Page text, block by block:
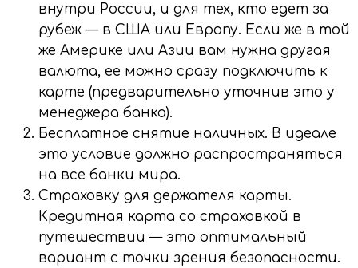
внутри России, и для тех, кто едет за
рубеж — в США или Европу. Если же в той
же Америке или Азии вам нужна другая
валюта, ее можно сразу подключить к
карте (предварительно уточнив это у
менеджера банка).
Бесплатное снятие наличных. В идеале
это условие должно распространяться
на все банки мира.
Страховку для держателя карты.
Кредитная карта со страховкой в
путешествии — это оптимальный
вариант с точки зрения безопасности.